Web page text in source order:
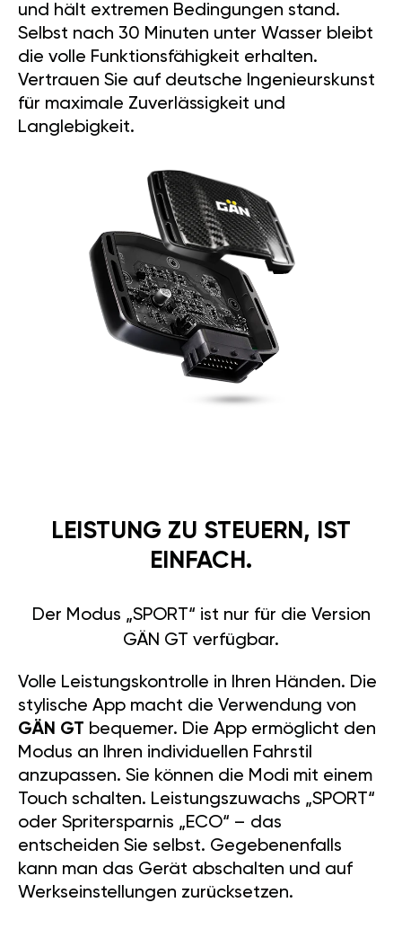
und hält extremen Bedingungen stand.
Selbst nach 30 Minuten unter Wasser bleibt
die volle Funktionsfähigkeit erhalten.
Vertrauen Sie auf deutsche Ingenieurskunst
für maximale Zuverlässigkeit und
Langlebigkeit.
LEISTUNG ZU STEUERN, IST
EINFACH.
Der Modus „SPORT“ ist nur für die Version
GÄN GT verfügbar.
Volle Leistungskontrolle in Ihren Händen. Die
stylische App macht die Verwendung von
GÄN GT bequemer. Die App ermöglicht den
Modus an Ihren individuellen Fahrstil
anzupassen. Sie können die Modi mit einem
Touch schalten. Leistungszuwachs „SPORT“
oder Spritersparnis „ECO“ – das
entscheiden Sie selbst. Gegebenenfalls
kann man das Gerät abschalten und auf
Werkseinstellungen zurücksetzen.